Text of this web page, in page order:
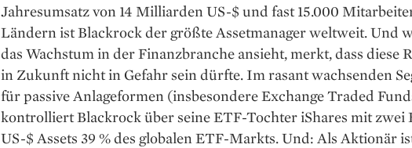
Jahresumsatz von 14 Milliarden US-$ und fast 15.000
Ländern ist Blackrock der größte Asset­manager weltweit. Und
das Wachstum in der Finanzbranche ansieht, merkt, dass diese
in Zukunft nicht in Gefahr sein dürfte. Im rasant wachsenden
für passive An­­lageformen (insbesondere Exchange Traded
kontrolliert Blackrock über seine ETF-Tochter iShares mit zwei
US-$ Assets 39 % des globalen ETF-Markts. Und: Als ­Aktionär